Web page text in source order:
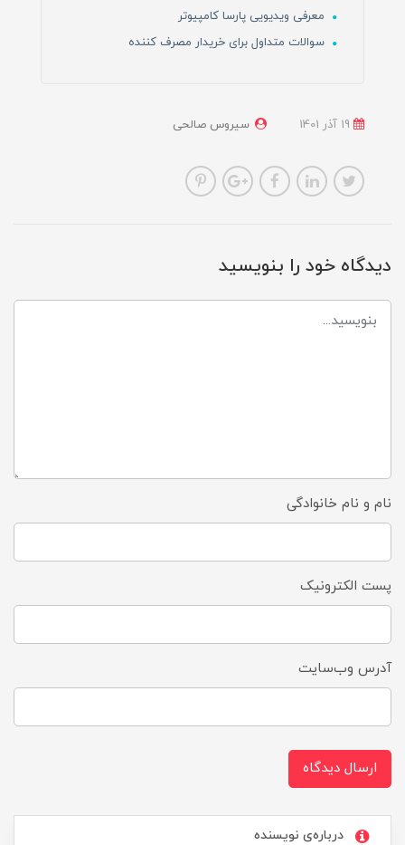
معرفی ویدیویی پارسا کامپیوتر
سوالات متداول برای خریدار مصرف کننده
سیروس صالحی
دیدگاه خود را بنویسید
نام و نام خانوادگی
پست الکترونیک
آدرس وب‌سایت
ارسال دیدگاه
درباره‌ی نویسنده